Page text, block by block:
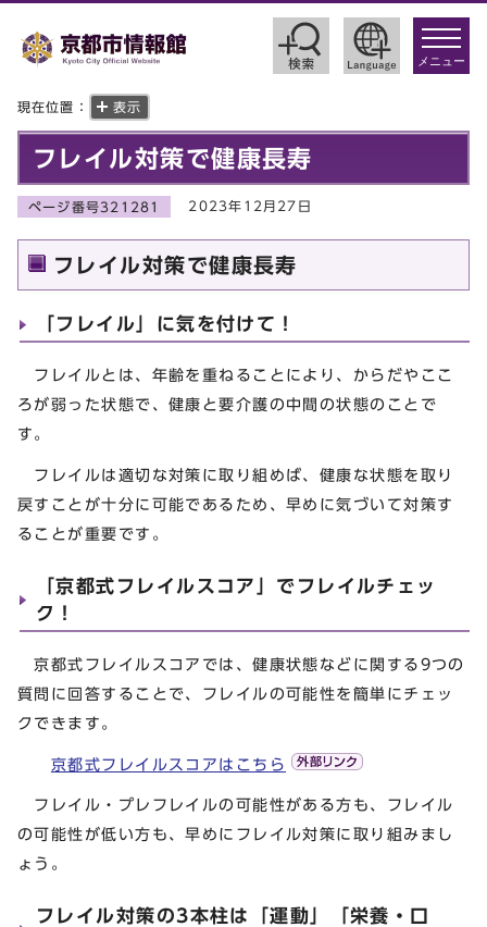
toggle
メニュー
現在位置： 表示
フレイル対策で健康長寿
ページ番号321281 2023年12月27日
フレイル対策で健康長寿
「フレイル」に気を付けて！
フレイルとは、年齢を重ねることにより、からだやここ
ろが弱った状態で、健康と要介護の中間の状態のことで
す。
フレイルは適切な対策に取り組めば、健康な状態を取り
戻すことが十分に可能であるため、早めに気づいて対策す
ることが重要です。
「京都式フレイルスコア」でフレイルチェッ
ク！
京都式フレイルスコアでは、健康状態などに関する9つの
質問に回答することで、フレイルの可能性を簡単にチェッ
クできます。
京都式フレイルスコアはこちら
フレイル・プレフレイルの可能性がある方も、フレイル
の可能性が低い方も、早めにフレイル対策に取り組みまし
ょう。
フレイル対策の3本柱は「運動」「栄養・口